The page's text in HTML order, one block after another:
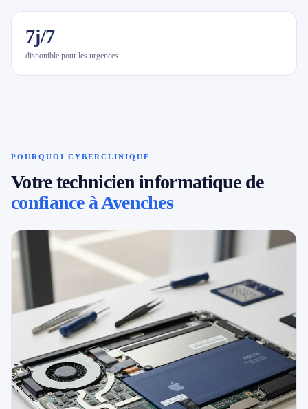
7j/7
disponible pour les urgences
POURQUOI CYBERCLINIQUE
Votre technicien informatique de
confiance à Avenches